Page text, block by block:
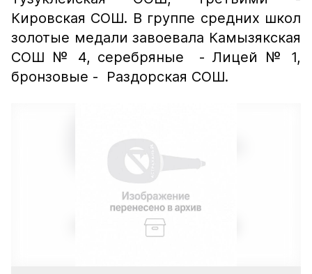
Кировская СОШ. В группе средних школ
золотые медали завоевала Камызякская
СОШ № 4, серебряные - Лицей № 1,
бронзовые - Раздорская СОШ.